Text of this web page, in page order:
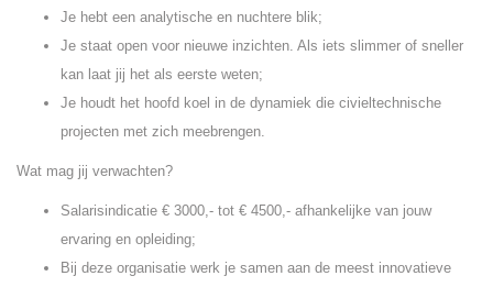
Je hebt een analytische en nuchtere blik;
Je staat open voor nieuwe inzichten. Als iets slimmer of sneller
kan laat jij het als eerste weten;
Je houdt het hoofd koel in de dynamiek die civieltechnische
projecten met zich meebrengen.
Wat mag jij verwachten?
Salarisindicatie € 3000,- tot € 4500,- afhankelijke van jouw
ervaring en opleiding;
Bij deze organisatie werk je samen aan de meest innovatieve